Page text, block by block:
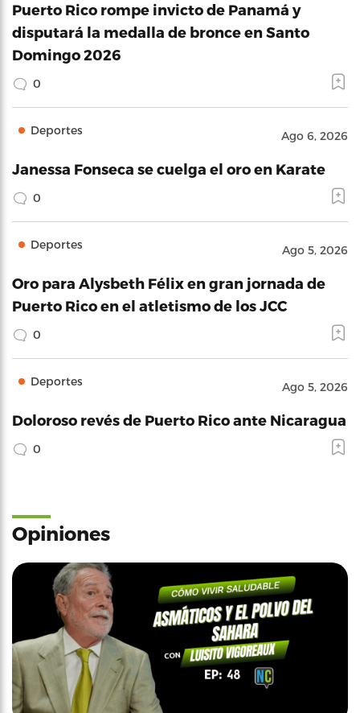
Puerto Rico rompe invicto de Panamá y
disputará la medalla de bronce en Santo
Domingo 2026
0
Deportes Ago 6, 2026
Janessa Fonseca se cuelga el oro en Karate
0
Deportes Ago 5, 2026
Oro para Alysbeth Félix en gran jornada de
Puerto Rico en el atletismo de los JCC
0
Deportes Ago 5, 2026
Doloroso revés de Puerto Rico ante Nicaragua
0
Opiniones